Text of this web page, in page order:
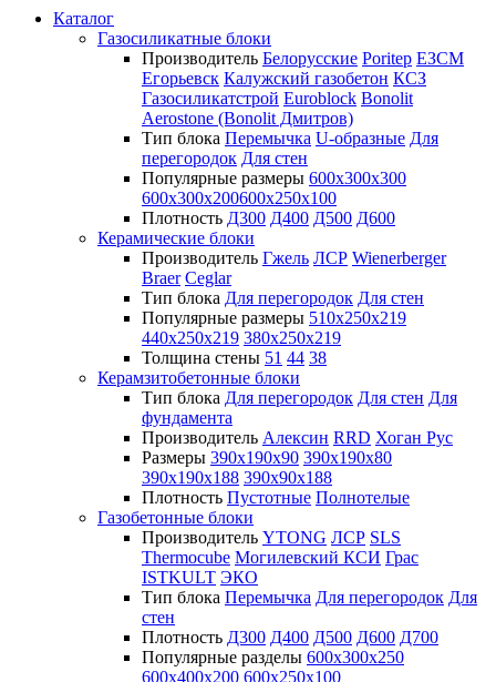
Каталог
Газосиликатные блоки
Производитель Белорусские Poritep ЕЗСМ
Егорьевск Калужский газобетон КСЗ
Газосиликатстрой Euroblock Bonolit
Aerostone (Bonolit Дмитров)
Тип блока Перемычка U-образные Для
перегородок Для стен
Популярные размеры 600х300х300
600х300х200600х250х100
Плотность Д300 Д400 Д500 Д600
Керамические блоки
Производитель Гжель ЛСР Wienerberger
Braer Ceglar
Тип блока Для перегородок Для стен
Популярные размеры 510х250х219
440х250х219 380х250х219
Толщина стены 51 44 38
Керамзитобетонные блоки
Тип блока Для перегородок Для стен Для
фундамента
Производитель Алексин RRD Хоган Рус
Размеры 390х190х90 390х190х80
390х190х188 390х90х188
Плотность Пустотные Полнотелые
Газобетонные блоки
Производитель YTONG ЛСР SLS
Thermocube Могилевский КСИ Грас
ISTKULT ЭКО
Тип блока Перемычка Для перегородок Для
стен
Плотность Д300 Д400 Д500 Д600 Д700
Популярные разделы 600х300х250
600х400х200 600х250х100